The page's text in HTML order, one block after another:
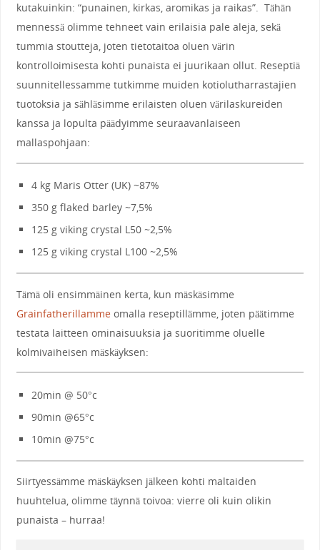
kutakuinkin: “punainen, kirkas, aromikas ja raikas”. Tähän
mennessä olimme tehneet vain erilaisia pale aleja, sekä
tummia stoutteja, joten tietotaitoa oluen värin
kontrolloimisesta kohti punaista ei juurikaan ollut. Reseptiä
suunnitellessamme tutkimme muiden kotiolutharrastajien
tuotoksia ja sähläsimme erilaisten oluen värilaskureiden
kanssa ja lopulta päädyimme seuraavanlaiseen
mallaspohjaan:
4 kg Maris Otter (UK) ~87%
350 g flaked barley ~7,5%
125 g viking crystal L50 ~2,5%
125 g viking crystal L100 ~2,5%
Tämä oli ensimmäinen kerta, kun mäskäsimme
Grainfatherillammeomalla reseptillämme, joten päätimme
testata laitteen ominaisuuksia ja suoritimme oluelle
kolmivaiheisen mäskäyksen:
20min @ 50°c
90min @65°c
10min @75°c
Siirtyessämme mäskäyksen jälkeen kohti maltaiden
huuhtelua, olimme täynnä toivoa: vierre oli kuin olikin
punaista – hurraa!